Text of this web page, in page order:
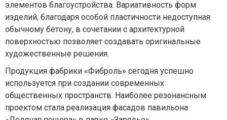
элементов благоустройства. Вариативность форм
изделий, благодаря особой пластичности недоступная
обычному бетону, в сочетании с архитектурной
поверхностью позволяет создавать оригинальные
художественные решения.
Продукция фабрики «Фиброль» сегодня успешно
используется при создании современных
общественных пространств. Наиболее резонансным
проектом стала реализация фасадов павильона